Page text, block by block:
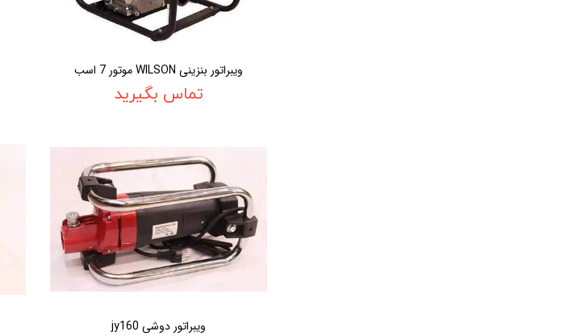
ویبراتور بنزینی WILSON موتور 7 اسب
تماس بگیرید
ویبراتور دوشی jy160